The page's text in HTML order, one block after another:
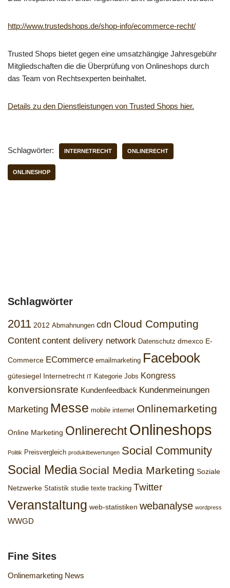
http://www.trustedshops.de/shop-info/ecommerce-recht/
Trusted Shops bietet gegen eine umsatzhängige Jahresgebühr
Mitgliedschaften die die Überprüfung von Onlineshops durch
das Team von Rechtsexperten beinhaltet.
Details zu den Dienstleistungen von Trusted Shops hier.
Schlagwörter: INTERNETRECHT ONLINERECHT
ONLINESHOP
Schlagwörter
2011 2012 Abmahnungen cdn Cloud Computing
Content content delivery network Datenschutz dmexco E-
Commerce ECommerce emailmarketing Facebook
gütesiegel Internetrecht IT Kategorie Jobs Kongress
konversionsrate Kundenfeedback Kundenmeinungen
Marketing Messe mobile internet Onlinemarketing
Online Marketing OnlinerechtOnlineshops
Politik Preisvergleich produktbewertungen Social Community
Social Media Social Media Marketing Soziale
Netzwerke Statistik studie texte tracking Twitter
Veranstaltung web-statistiken webanalyse wordpress
WWGD
Fine Sites
Onlinemarketing News